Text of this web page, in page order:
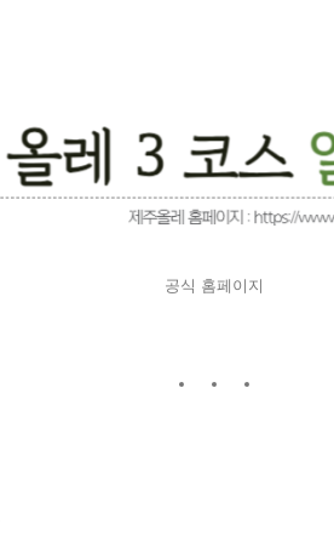
공식 홈페이지